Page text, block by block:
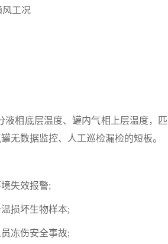
工况
相底层温度、罐内气相上层温度，
无数据监控、人工巡检漏检的短板。
失效报警;
损坏生物样本;
冻伤安全事故;